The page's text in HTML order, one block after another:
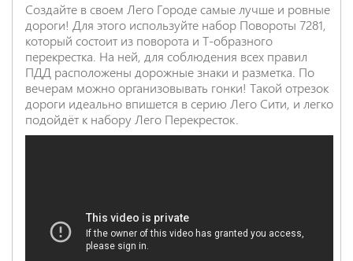
Создайте в своем Лего Городе самые лучше и ровные
дороги! Для этого используйте набор Повороты 7281,
который состоит из поворота и Т-образного
перекрестка. На ней, для соблюдения всех правил
ПДД расположены дорожные знаки и разметка. По
вечерам можно организовывать гонки! Такой отрезок
дороги идеально впишется в серию Лего Сити, и легко
подойдёт к набору Лего Перекресток.
*
Заголовок відгуку
*
Відгук